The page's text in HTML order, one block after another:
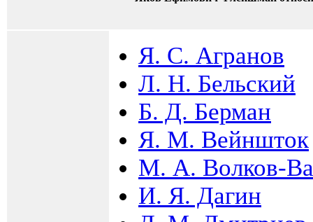
Я. С. Агранов
Л. Н. Бельский
Б. Д. Берман
Я. М. Вейншток
М. А. Волков-
И. Я. Дагин